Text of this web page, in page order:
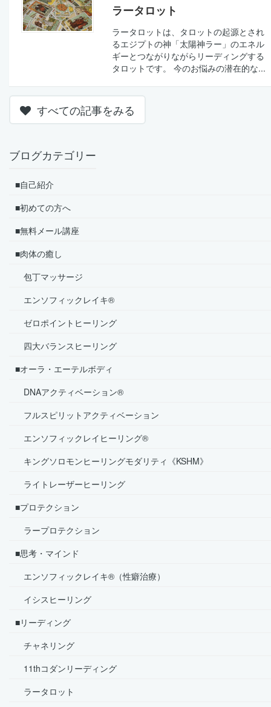
ラータロット
ラータロットは、タロットの起源とされ
るエジプトの神「太陽神ラー」のエネル
ギーとつながりながらリーディングする
タロットです。 今のお悩みの潜在的な...
すべての記事をみる
ブログカテゴリー
■自己紹介
■初めての方へ
■無料メール講座
■肉体の癒し
包丁マッサージ
エンソフィックレイキ®
ゼロポイントヒーリング
四大バランスヒーリング
■オーラ・エーテルボディ
DNAアクティベーション®
フルスピリットアクティベーション
エンソフィックレイヒーリング®
キングソロモンヒーリングモダリティ《KSHM》
ライトレーザーヒーリング
■プロテクション
ラープロテクション
■思考・マインド
エンソフィックレイキ®（性癖治療）
イシスヒーリング
■リーディング
チャネリング
11thコダンリーディング
ラータロット